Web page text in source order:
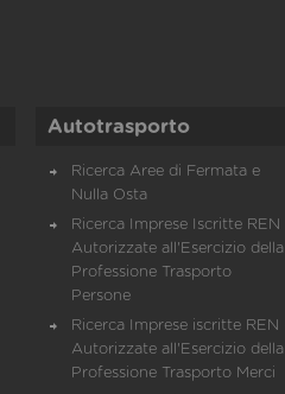
Autotrasporto
Ricerca Aree di Fermata e
Nulla Osta
Ricerca Imprese Iscritte REN
Autorizzate all'Esercizio della
Professione Trasporto
Persone
Ricerca Imprese iscritte REN
Autorizzate all'Esercizio della
Professione Trasporto Merci